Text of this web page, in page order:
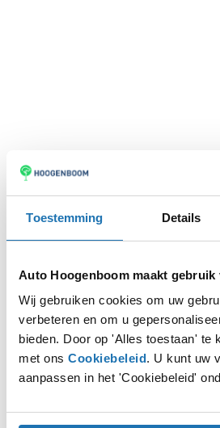
Toestemming Details
Auto Hoogenboom maakt gebruik
Wij gebruiken cookies om uw
verbeteren en om u
bieden. Door op 'Alles toestaan' te
met ons Cookiebeleid. U kunt uw
aanpassen in het 'Cookiebeleid'
Application error: aclient-side
loadingwww.autohoogenboom.nl
more